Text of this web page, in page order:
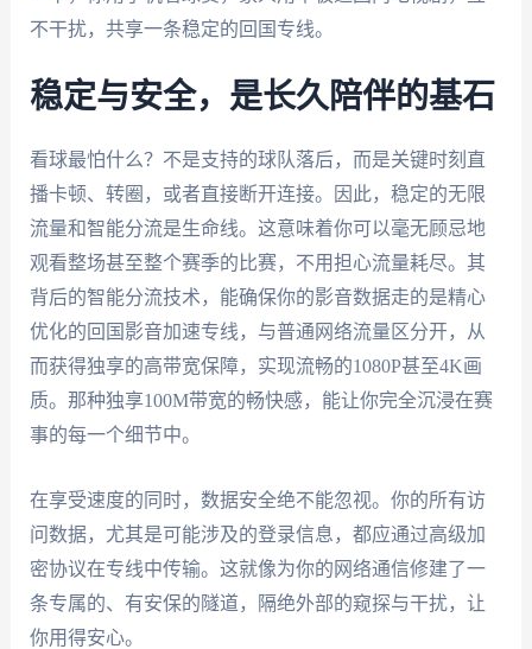
不干扰，共享一条稳定的回国专线。
稳定与安全，是长久陪伴的基石
看球最怕什么？不是支持的球队落后，而是关键时刻直
播卡顿、转圈，或者直接断开连接。因此，稳定的无限
流量和智能分流是生命线。这意味着你可以毫无顾忌地
观看整场甚至整个赛季的比赛，不用担心流量耗尽。其
背后的智能分流技术，能确保你的影音数据走的是精心
优化的回国影音加速专线，与普通网络流量区分开，从
而获得独享的高带宽保障，实现流畅的1080P甚至4K画
质。那种独享100M带宽的畅快感，能让你完全沉浸在赛
事的每一个细节中。
在享受速度的同时，数据安全绝不能忽视。你的所有访
问数据，尤其是可能涉及的登录信息，都应通过高级加
密协议在专线中传输。这就像为你的网络通信修建了一
条专属的、有安保的隧道，隔绝外部的窥探与干扰，让
你用得安心。